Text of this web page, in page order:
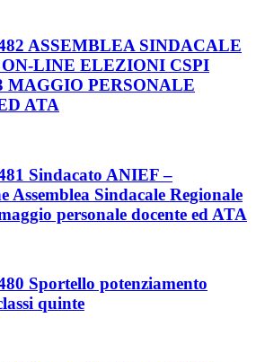
ASSEMBLEA SINDACALE
LINE ELEZIONI CSPI
MAGGIO PERSONALE
ATA
Sindacato ANIEF –
Assemblea Sindacale Regionale
personale docente ed ATA
Sportello potenziamento
quinte